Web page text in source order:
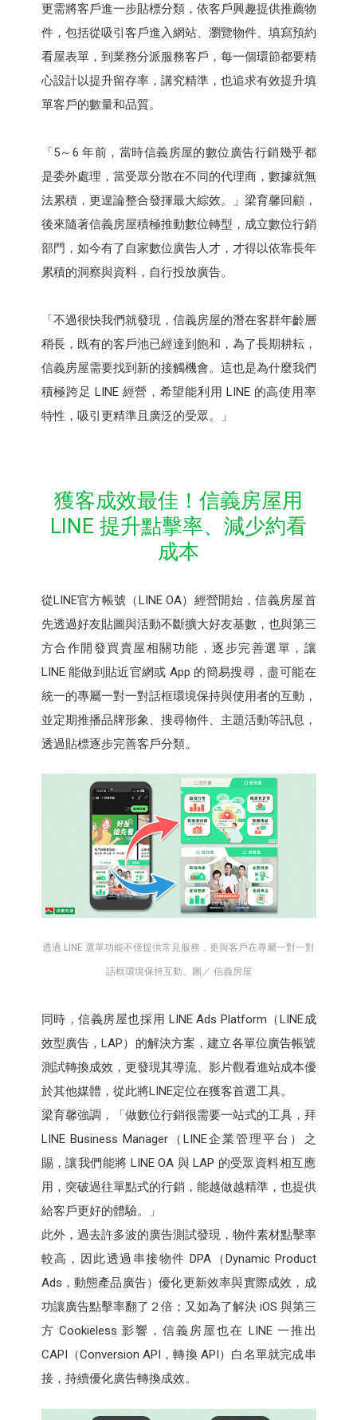
更需將客戶進一步貼標分類，依客戶興趣提供推薦物
件，包括從吸引客戶進入網站、瀏覽物件、填寫預約
看屋表單，到業務分派服務客戶，每一個環節都要精
心設計以提升留存率，講究精準，也追求有效提升填
單客戶的數量和品質。
「5～6 年前，當時信義房屋的數位廣告行銷幾乎都
是委外處理，當受眾分散在不同的代理商，數據就無
法累積，更遑論整合發揮最大綜效。」梁育馨回顧，
後來隨著信義房屋積極推動數位轉型，成立數位行銷
部門，如今有了自家數位廣告人才，才得以依靠長年
累積的洞察與資料，自行投放廣告。
「不過很快我們就發現，信義房屋的潛在客群年齡層
稍長，既有的客戶池已經達到飽和，為了長期耕耘，
信義房屋需要找到新的接觸機會。這也是為什麼我們
積極跨足 LINE 經營，希望能利用 LINE 的高使用率
特性，吸引更精準且廣泛的受眾。」
獲客成效最佳！信義房屋用
LINE 提升點擊率、減少約看
成本
從LINE官方帳號（LINE OA）經營開始，信義房屋首
先透過好友貼圖與活動不斷擴大好友基數，也與第三
方合作開發買賣屋相關功能，逐步完善選單，讓
LINE 能做到貼近官網或 App 的簡易搜尋，盡可能在
統一的專屬一對一對話框環境保持與使用者的互動，
並定期推播品牌形象、搜尋物件、主題活動等訊息，
透過貼標逐步完善客戶分類。
透過 LINE 選單功能不僅提供常見服務，更與客戶在專屬一對一對
話框環境保持互動。圖／ 信義房屋
同時，信義房屋也採用 LINE Ads Platform（LINE成
效型廣告，LAP）的解決方案，建立各單位廣告帳號
測試轉換成效，更發現其導流、影片觀看進站成本優
於其他媒體，從此將LINE定位在獲客首選工具。
梁育馨強調，「做數位行銷很需要一站式的工具，拜
LINE Business Manager（LINE企業管理平台）之
賜，讓我們能將 LINE OA 與 LAP 的受眾資料相互應
用，突破過往單點式的行銷，能越做越精準，也提供
給客戶更好的體驗。」
此外，過去許多波的廣告測試發現，物件素材點擊率
較高，因此透過串接物件 DPA（Dynamic Product
Ads，動態產品廣告）優化更新效率與實際成效，成
功讓廣告點擊率翻了２倍；又如為了解決 iOS 與第三
方 Cookieless 影響，信義房屋也在 LINE 一推出
CAPI（Conversion API，轉換 API）白名單就完成串
接，持續優化廣告轉換成效。